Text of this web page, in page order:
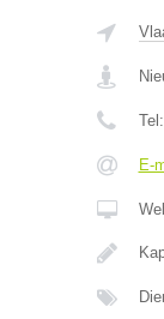
Tel:
E-